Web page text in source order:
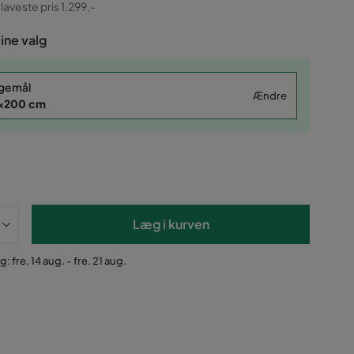
pris 1.299,-
valg
cm
Ændre
Læg i kurven
fre. 14 aug. - fre. 21 aug.